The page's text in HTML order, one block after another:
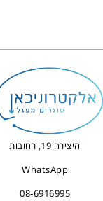
היצירה 19, רחובות
WhatsApp
08-6916995